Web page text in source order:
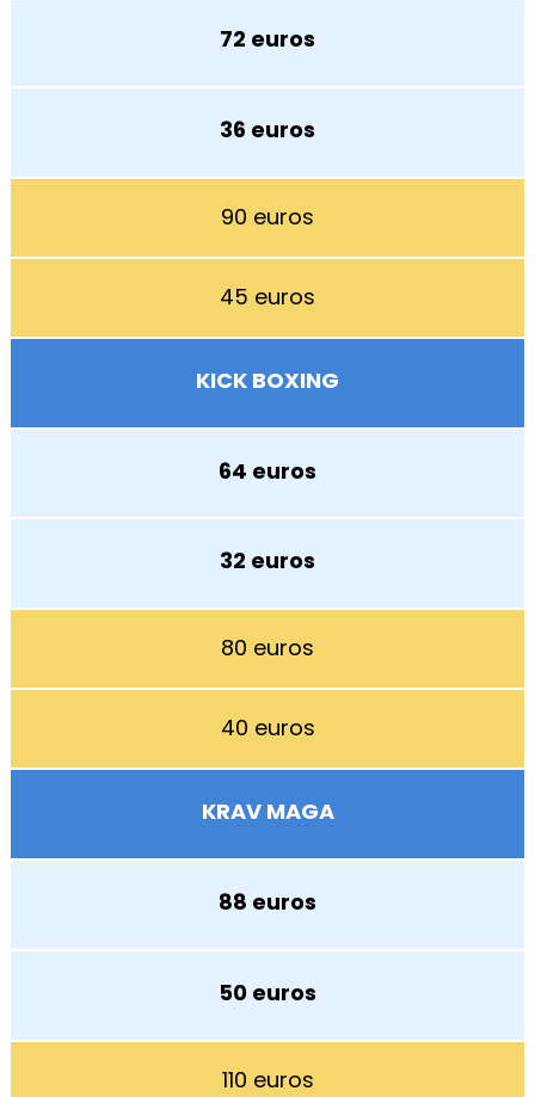
72 euros
36 euros
90 euros
45 euros
KICK BOXING
64 euros
32 euros
80 euros
40 euros
KRAV MAGA
88 euros
50 euros
110 euros